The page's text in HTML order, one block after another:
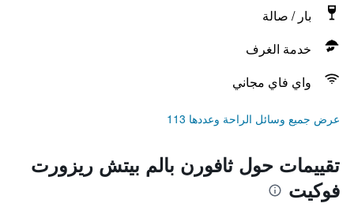
بار / صالة
خدمة الغرف
واي فاي مجاني
عرض جميع وسائل الراحة وعددها 113
تقييمات حول ثافورن بالم بيتش ريزورت
فوكيت